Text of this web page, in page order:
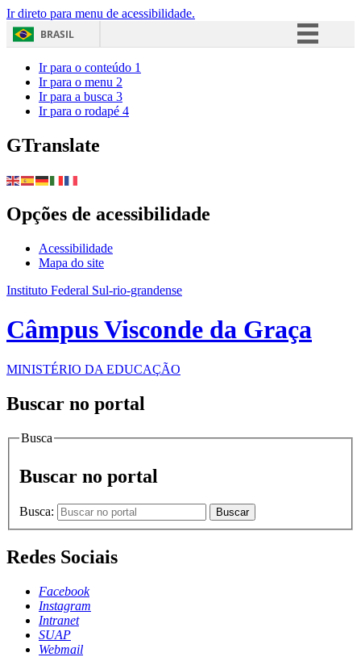
Ir direto para menu de acessibilidade.
BRASIL
Ir para o conteúdo 1
Ir para o menu 2
Ir para a busca 3
Ir para o rodapé 4
GTranslate
Opções de acessibilidade
Acessibilidade
Mapa do site
Instituto Federal Sul-rio-grandense
Câmpus Visconde da Graça
MINISTÉRIO DA EDUCAÇÃO
Buscar no portal
Busca
Buscar no portal
Busca: Buscar
Redes Sociais
Facebook
Instagram
Intranet
SUAP
Webmail